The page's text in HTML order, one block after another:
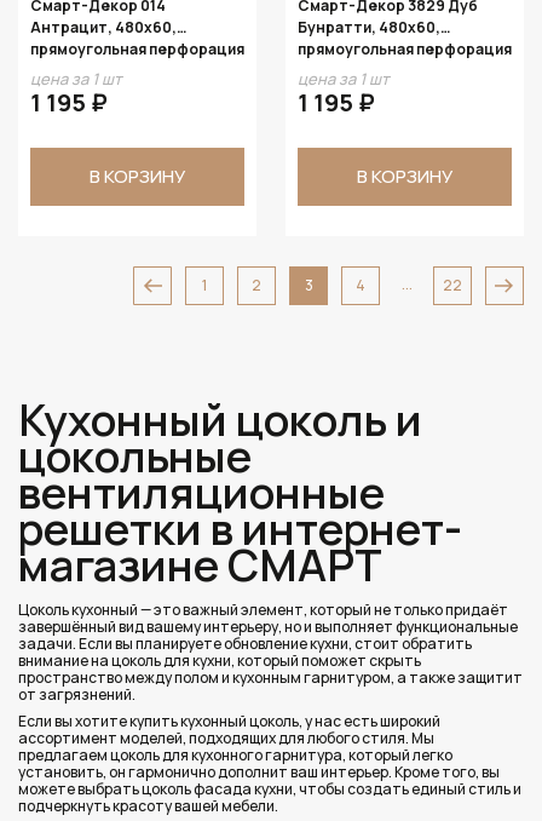
Смарт-Декор 014
Антрацит, 480х60,
прямоугольная перфорация
цена за 1 шт
1 195 ₽
В КОРЗИНУ
Смарт-Декор 3829 Дуб
Бунратти, 480х60,
прямоугольная перфорация
цена за 1 шт
1 195 ₽
В КОРЗИНУ
1 2 3 4 ... 22
Кухонный цоколь и
цокольные
вентиляционные
решетки в интернет-
магазине СМАРТ
Цоколь кухонный — это важный элемент, который не только придаёт
завершённый вид вашему интерьеру, но и выполняет функциональные
задачи. Если вы планируете обновление кухни, стоит обратить
внимание на цоколь для кухни, который поможет скрыть
пространство между полом и кухонным гарнитуром, а также защитит
от загрязнений.
Если вы хотите купить кухонный цоколь, у нас есть широкий
ассортимент моделей, подходящих для любого стиля. Мы
предлагаем цоколь для кухонного гарнитура, который легко
установить, он гармонично дополнит ваш интерьер. Кроме того, вы
можете выбрать цоколь фасада кухни, чтобы создать единый стиль и
подчеркнуть красоту вашей мебели.